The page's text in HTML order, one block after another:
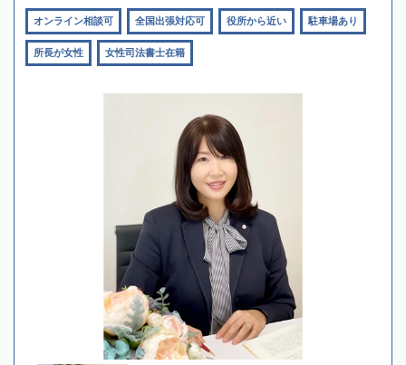
オンライン相談可 全国出張対応可 役所から近い 駐車場あり
所長が女性 女性司法書士在籍